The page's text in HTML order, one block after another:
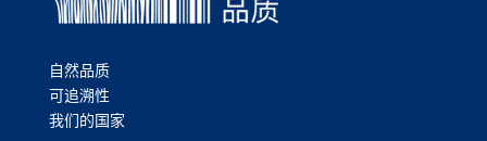
自然品质
可追溯性
我们的国家